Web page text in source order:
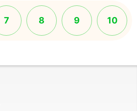
7 8 9 10